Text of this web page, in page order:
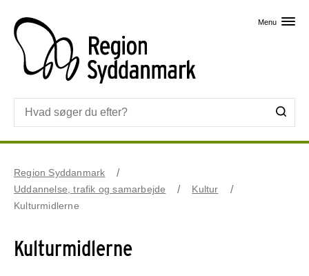
Menu
Region Syddanmark
Uddannelse, trafik og samarbejde
Kultur
Kulturmidlerne
Kulturmidlerne